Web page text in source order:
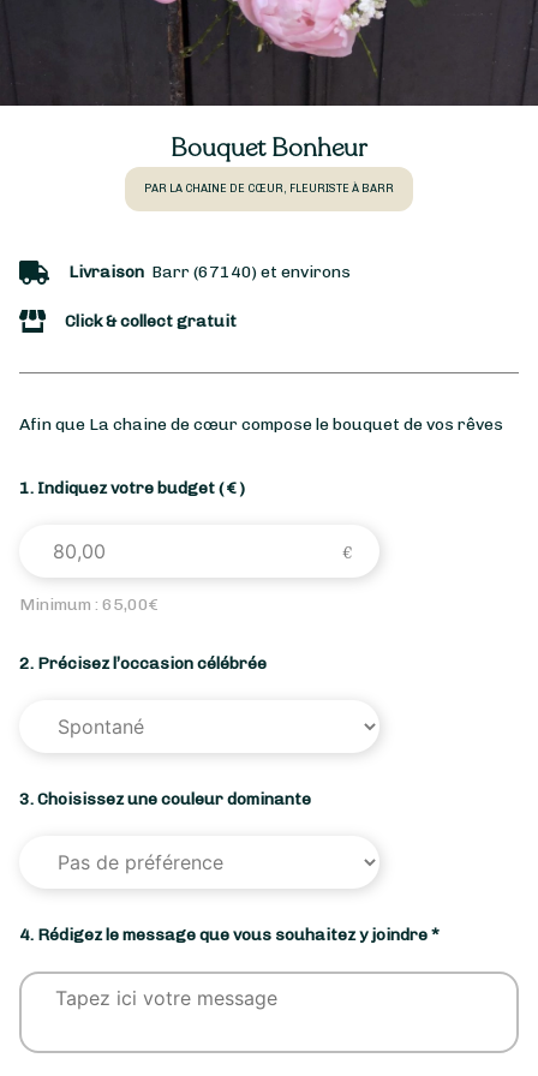
Bouquet Bonheur
PAR LA CHAINE DE CŒUR, FLEURISTE À BARR
Livraison Barr (67140) et environs
Click & collect gratuit
Afin que La chaine de cœur compose le bouquet de vos rêves
1. Indiquez votre budget( € )
Minimum : 65,00€
2. Précisez l’occasion célébrée
3. Choisissez une couleur dominante
4. Rédigez le message que vous souhaitez y joindre *